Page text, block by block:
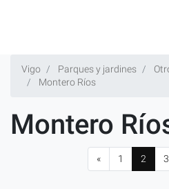
Vigo Parques y jardines
Montero Ríos
Montero
« 1 2 3